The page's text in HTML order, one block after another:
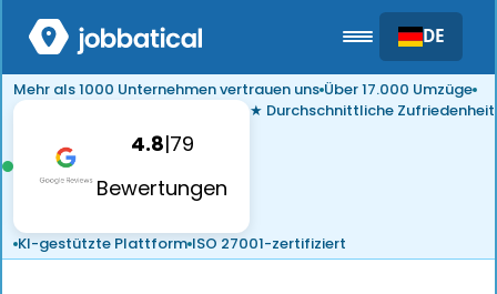
DE
Mehr als 1000 Unternehmen vertrauen uns Über 17.000 Umzüge
4.8|79
Bewertungen
★ Durchschnittliche Zufriedenheit
KI-gestützte Plattform ISO 27001-zertifiziert